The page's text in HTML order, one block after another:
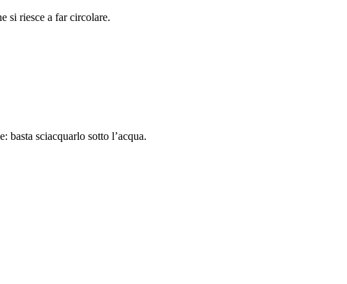
si riesce a far circolare.
sciacquarlo sotto l’acqua.